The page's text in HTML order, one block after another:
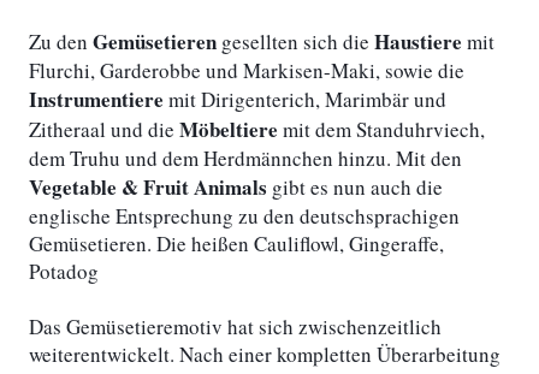
Zu den Gemüsetieren gesellten sich die Haustiere mit
Flurchi, Garderobbe und Markisen-Maki, sowie die
Instrumentiere mit Dirigenterich, Marimbär und
Zitheraal und die Möbeltiere mit dem Standuhrviech,
dem Truhu und dem Herdmännchen hinzu. Mit den
Vegetable & Fruit Animals gibt es nun auch die
englische Entsprechung zu den deutschsprachigen
Gemüsetieren. Die heißen Cauliflowl, Gingeraffe,
Potadog
Das Gemüsetieremotiv hat sich zwischenzeitlich
weiterentwickelt. Nach einer kompletten Überarbeitung